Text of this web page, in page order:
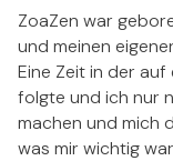
ZoaZen war
und meinen
Eine Zeit in der
folgte und ich nur
machen und mich
was mir wichtig